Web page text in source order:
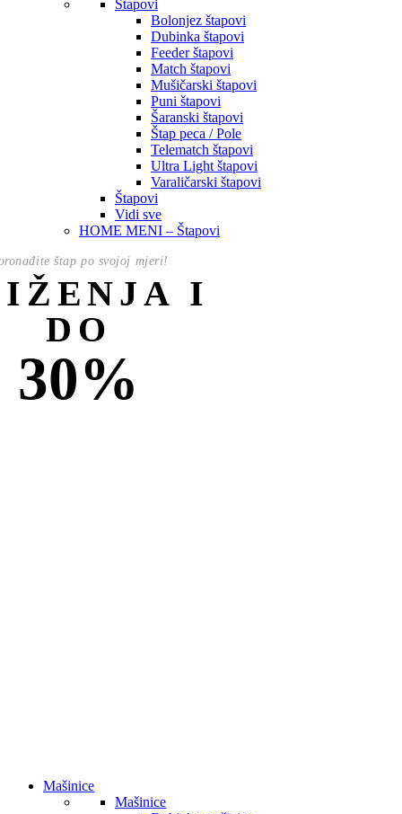
Štapovi
Bolonjez štapovi
Dubinka štapovi
Feeder štapovi
Match štapovi
Mušičarski štapovi
Puni štapovi
Šaranski štapovi
Štap peca / Pole
Telematch štapovi
Ultra Light štapovi
Varaličarski štapovi
Štapovi
Vidi sve
HOME MENI – Štapovi
štap po svojoj mjeri!
I
DO
30%
Mašinice
Mašinice